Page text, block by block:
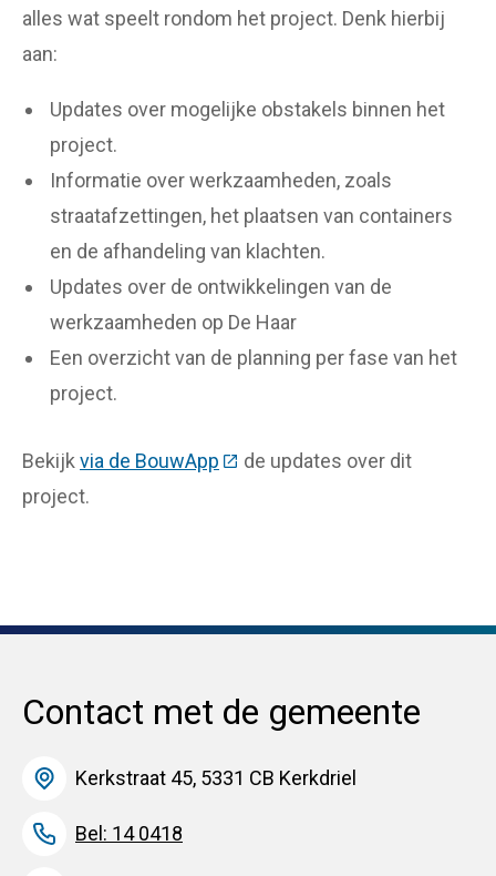
alles wat speelt rondom het project. Denk hierbij
aan:
Updates over mogelijke obstakels binnen het
project.
Informatie over werkzaamheden, zoals
straatafzettingen, het plaatsen van containers
en de afhandeling van klachten.
Updates over de ontwikkelingen van de
werkzaamheden op De Haar
Een overzicht van de planning per fase van het
project.
Bekijk via de BouwApp (Deze link gaat naar een
de updates over dit
project.
Contact met de gemeente
Kerkstraat 45, 5331 CB Kerkdriel
Bel: 14 0418